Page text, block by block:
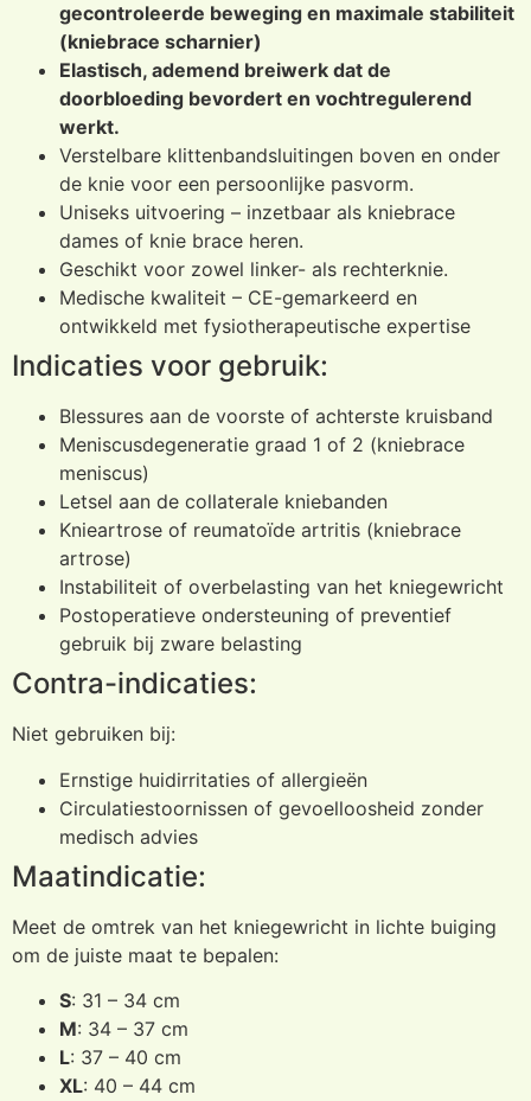
gecontroleerde beweging en maximale stabiliteit
(kniebrace scharnier)
Elastisch, ademend breiwerk dat de
doorbloeding bevordert en vochtregulerend
werkt.
Verstelbare klittenbandsluitingen boven en onder
de knie voor een persoonlijke pasvorm.
Uniseks uitvoering – inzetbaar als kniebrace
dames of knie brace heren.
Geschikt voor zowel linker- als rechterknie.
Medische kwaliteit – CE-gemarkeerd en
ontwikkeld met fysiotherapeutische expertise
Indicaties voor gebruik:
Blessures aan de voorste of achterste kruisband
Meniscusdegeneratie graad 1 of 2 (kniebrace
meniscus)
Letsel aan de collaterale kniebanden
Knieartrose of reumatoïde artritis (kniebrace
artrose)
Instabiliteit of overbelasting van het kniegewricht
Postoperatieve ondersteuning of preventief
gebruik bij zware belasting
Contra-indicaties:
Niet gebruiken bij:
Ernstige huidirritaties of allergieën
Circulatiestoornissen of gevoelloosheid zonder
medisch advies
Maatindicatie:
Meet de omtrek van het kniegewricht in lichte buiging
om de juiste maat te bepalen:
S: 31 – 34 cm
M: 34 – 37 cm
L: 37 – 40 cm
XL: 40 – 44 cm